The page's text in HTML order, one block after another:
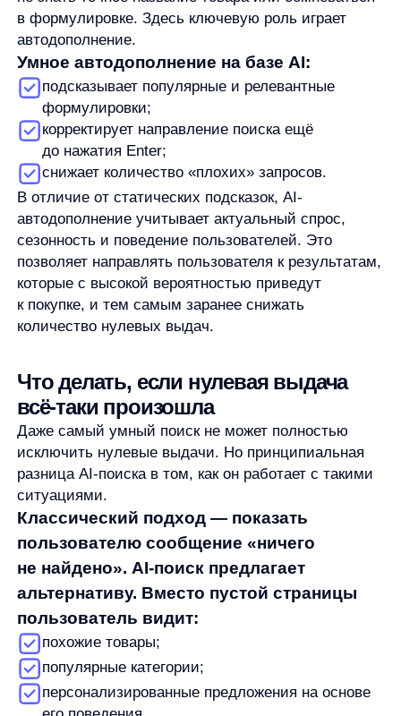
пользователь видит:
похожие товары;
популярные категории;
персонализированные предложения на основе
его поведения.
Таким образом, даже если точного совпадения нет,
пользователь остаётся в сценарии выбора. Это
снижает bounce rate, повышает вовлечённость
и сохраняет шанс на покупку.
Почему AnyQuery эффективно
решает проблему нулевых выдач
AnyQuery —это AI-поиск, разработанный
специально для e-commerce. Он объединяет
интеллектуальную обработку запросов,
автодополнение и умную логику работы с пустыми
результатами в одном решении.
понимает намерения пользователей,
а не только слова;
обучается на данных конкретного интернет-
магазина;
масштабируется под большие каталоги
и высокий трафик;
Для среднего и крупного бизнеса это означает
переход от поиска как «обязательной функции»
к поиску как полноценному драйверу роста.
Вывод
Нулевые выдачи — это не неизбежность
и не ошибка пользователя. Это сигнал о том, что
поиск не соответствует современным ожиданиям.
Классические поисковые решения больше
не справляются с разнообразием запросов
и поведением пользователей.